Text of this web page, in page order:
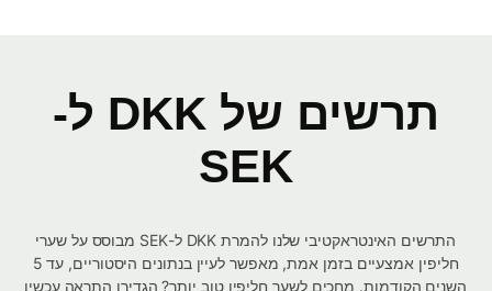
תרשים של DKK ל-
SEK
התרשים האינטראקטיבי שלנו להמרת DKK ל-SEK מבוסס על שערי
חליפין אמצעיים בזמן אמת, מאפשר לעיין בנתונים היסטוריים, עד 5
השנים הקודמות. מחכים לשער חליפין טוב יותר? הגדירו התראה עכשיו